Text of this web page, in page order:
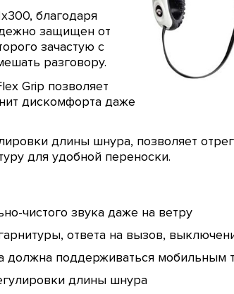
благодаря
защищен от
зачастую с
разговору.
Grip позволяет
дискомфорта даже
длины шнура, позволяет
для удобной переноски.
чистого звука даже на ветру
ответа на вызов,
должна поддерживаться мобильным
длины шнура